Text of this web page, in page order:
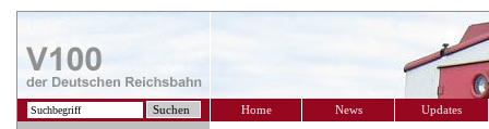
Home News Updates